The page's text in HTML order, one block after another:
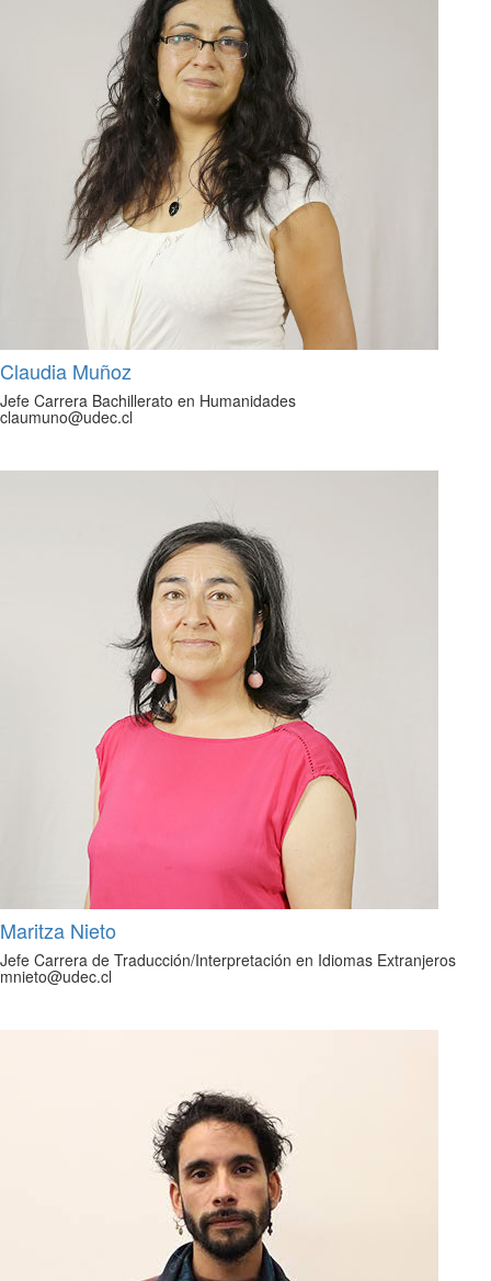
Claudia Muñoz
Jefe Carrera Bachillerato en Humanidades
claumuno@udec.cl
Maritza Nieto
Jefe Carrera de Traducción/Interpretación en Idiomas Extranjeros
mnieto@udec.cl